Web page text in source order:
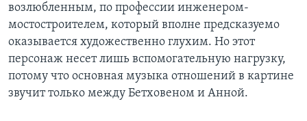
возлюбленным, по профессии инженером-
мостостроителем, который вполне предсказуемо
оказывается художественно глухим. Но этот
персонаж несет лишь вспомогательную нагрузку,
потому что основная музыка отношений в картине
звучит только между Бетховеном и Анной.